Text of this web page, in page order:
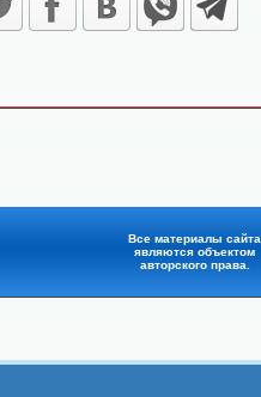
Все материалы сайта
являются объектом
авторского права.